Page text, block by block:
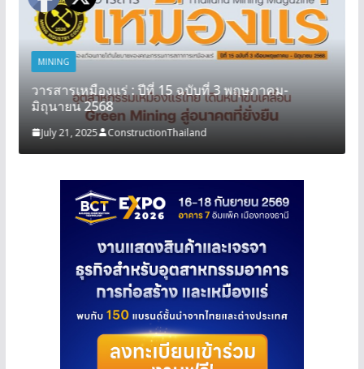
MINING
วารสารเหมืองแร่ : ปีที่ 15 ฉบับที่ 3 พฤษภาคม-
มิถุนายน 2568
July 21, 2025 ConstructionThailand